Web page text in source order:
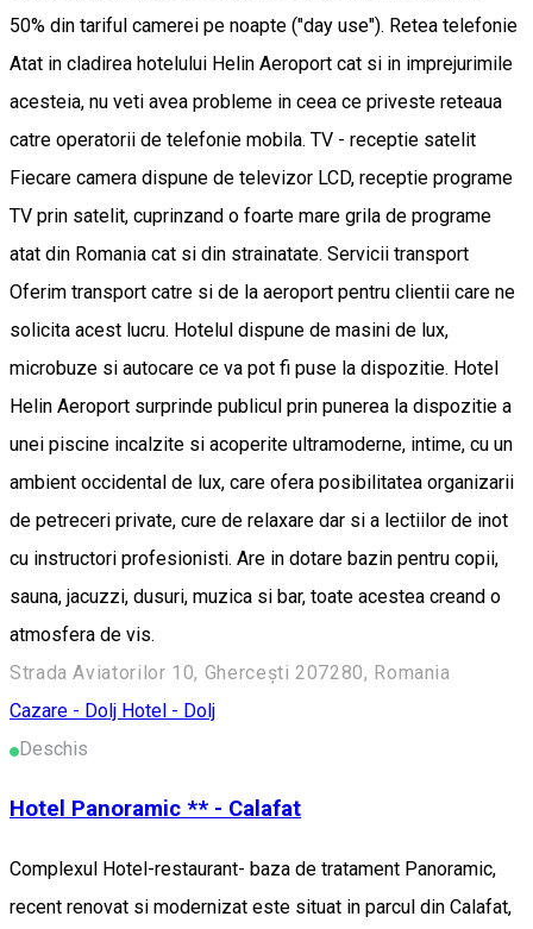
50% din tariful camerei pe noapte ("day use"). Retea telefonie
Atat in cladirea hotelului Helin Aeroport cat si in imprejurimile
acesteia, nu veti avea probleme in ceea ce priveste reteaua
catre operatorii de telefonie mobila. TV - receptie satelit
Fiecare camera dispune de televizor LCD, receptie programe
TV prin satelit, cuprinzand o foarte mare grila de programe
atat din Romania cat si din strainatate. Servicii transport
Oferim transport catre si de la aeroport pentru clientii care ne
solicita acest lucru. Hotelul dispune de masini de lux,
microbuze si autocare ce va pot fi puse la dispozitie. Hotel
Helin Aeroport surprinde publicul prin punerea la dispozitie a
unei piscine incalzite si acoperite ultramoderne, intime, cu un
ambient occidental de lux, care ofera posibilitatea organizarii
de petreceri private, cure de relaxare dar si a lectiilor de inot
cu instructori profesionisti. Are in dotare bazin pentru copii,
sauna, jacuzzi, dusuri, muzica si bar, toate acestea creand o
atmosfera de vis.
Strada Aviatorilor 10, Ghercești 207280, Romania
Cazare - Dolj Hotel - Dolj
Deschis
Hotel Panoramic ** - Calafat
Complexul Hotel-restaurant- baza de tratament Panoramic,
recent renovat si modernizat este situat in parcul din Calafat,